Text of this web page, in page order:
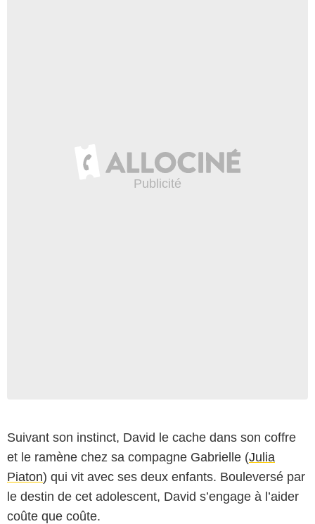
Suivant son instinct, David le cache dans son coffre
et le ramène chez sa compagne Gabrielle (Julia
Piaton) qui vit avec ses deux enfants. Bouleversé par
le destin de cet adolescent, David s’engage à l’aider
coûte que coûte.